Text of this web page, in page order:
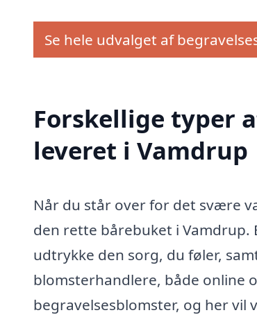
Se hele udvalget af
Forskellige typer
leveret i Vamdrup
Når du står over for det svære
den rette bårebuket i
udtrykke den sorg, du føler,
blomsterhandlere, både online
begravelsesblomster, og her vil